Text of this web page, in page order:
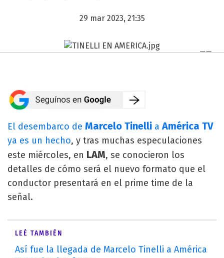
29 mar 2023, 21:35
El desembarco de Marcelo Tinelli aAmérica TV
ya es un hecho, y tras muchas especulaciones
este miércoles, en LAM, se conocieron los
detalles de cómo será el nuevo formato que el
conductor presentará en el prime time de la
señal.
LEÉ TAMBIÉN
Así fue la llegada de Marcelo Tinelli a América